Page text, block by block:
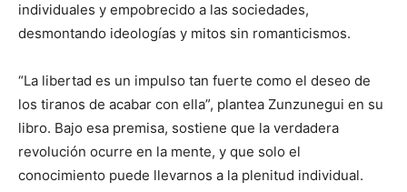
individuales y empobrecido a las sociedades,
desmontando ideologías y mitos sin romanticismos.
“La libertad es un impulso tan fuerte como el deseo de
los tiranos de acabar con ella”, plantea Zunzunegui en su
libro. Bajo esa premisa, sostiene que la verdadera
revolución ocurre en la mente, y que solo el
conocimiento puede llevarnos a la plenitud individual.